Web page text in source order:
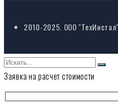
2010-2025. ООО
Заявка на расчет стоимости